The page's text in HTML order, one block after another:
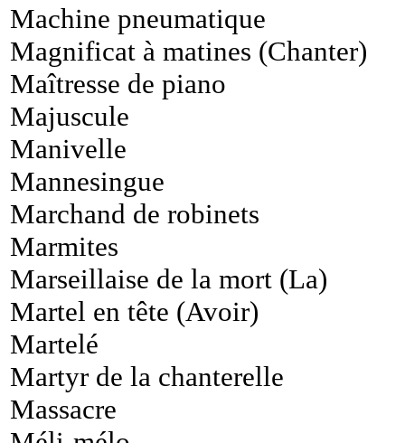
Machine pneumatique
Magnificat à matines (Chanter)
Maîtresse de piano
Majuscule
Manivelle
Mannesingue
Marchand de robinets
Marmites
Marseillaise de la mort (La)
Martel en tête (Avoir)
Martelé
Martyr de la chanterelle
Massacre